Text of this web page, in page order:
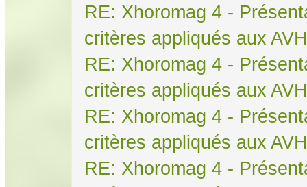
RE: Xhoromag 4 -
critères appliqués aux AVH
RE: Xhoromag 4 -
critères appliqués aux AVH
RE: Xhoromag 4 -
critères appliqués aux AVH
RE: Xhoromag 4 -